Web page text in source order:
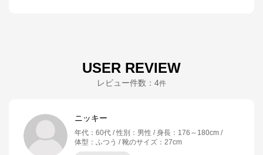
USER REVIEW
レビュー件数： 4件
ニッキー
年代 ： 60代 性別 ： 男性 身長 ： 176～180cm
体型 ： ふつう 靴のサイズ ： 27cm